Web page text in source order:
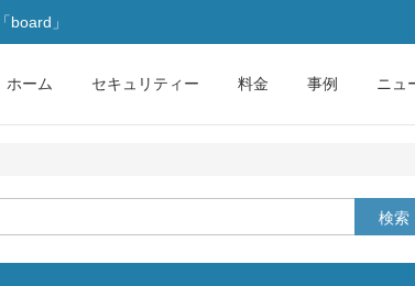
board」
ホーム セキュリティー 料金 事例 ニュ
検索